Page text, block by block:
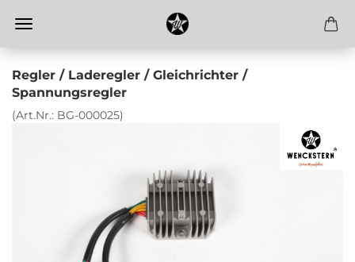
Regler / Laderegler / Gleichrichter /
Spannungsregler
(Art.Nr.: BG-000025)